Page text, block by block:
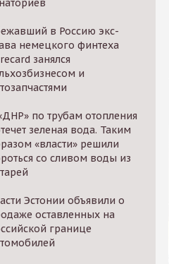
в Россию экс-
немецкого финтеха
занялся
и
по трубам отопления
зеленая вода. Таким
«власти» решили
со сливом воды из
Эстонии объявили о
оставленных на
границе